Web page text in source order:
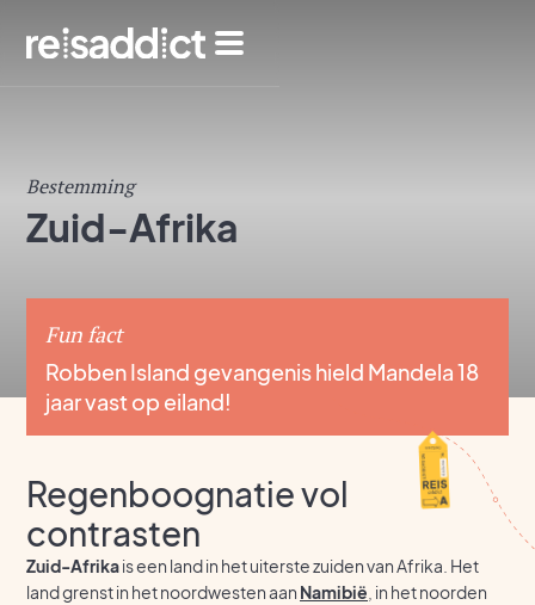
Bestemming
Zuid-Afrika
Fun fact
Robben Island gevangenis hield Mandela 18
jaar vast op eiland!
Regenboognatie vol
contrasten
Zuid-Afrikais een land in het uiterste zuiden van Afrika. Het
land grenst in het noordwesten aan Namibië , in het noorden